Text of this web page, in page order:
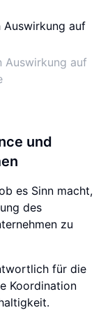
Auswirkung auf
und
es Sinn macht,
des
zu
für die
Koordination